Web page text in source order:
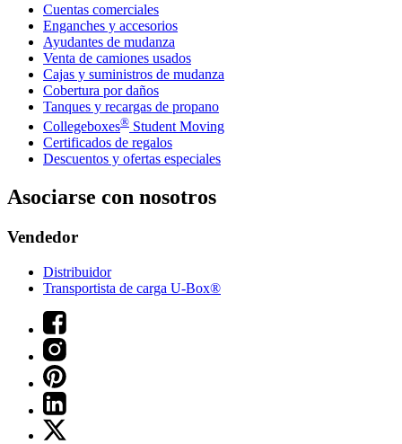
Cuentas comerciales
Enganches y accesorios
Ayudantes de mudanza
Venta de camiones usados
Cajas y suministros de mudanza
Cobertura por daños
Tanques y recargas de propano
Collegeboxes® Student Moving
Certificados de regalos
Descuentos y ofertas especiales
Asociarse con nosotros
Vendedor
Distribuidor
Transportista de carga U-Box®